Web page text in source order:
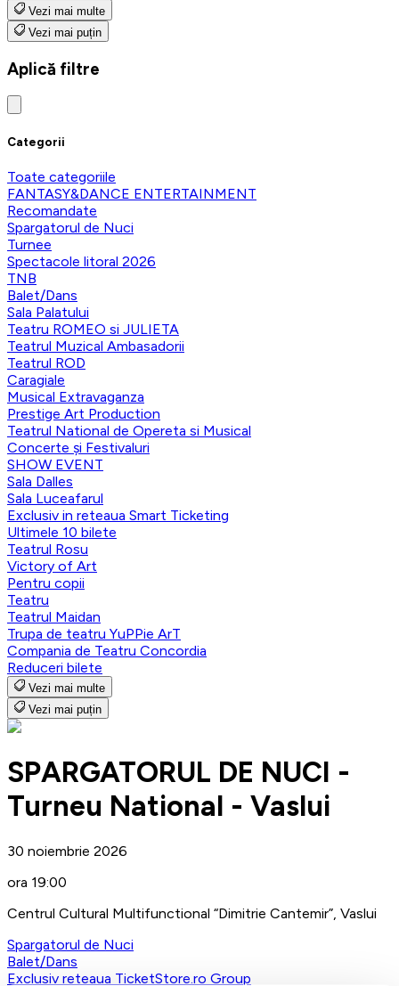
Vezi mai multe
Vezi mai puțin
Aplică filtre
Categorii
Toate categoriile
FANTASY&DANCE ENTERTAINMENT
Recomandate
Spargatorul de Nuci
Turnee
Spectacole litoral 2026
TNB
Balet/Dans
Sala Palatului
Teatru ROMEO si JULIETA
Teatrul Muzical Ambasadorii
Teatrul ROD
Caragiale
Musical Extravaganza
Prestige Art Production
Teatrul National de Opereta si Musical
Concerte și Festivaluri
SHOW EVENT
Sala Dalles
Sala Luceafarul
Exclusiv in reteaua Smart Ticketing
Ultimele 10 bilete
Teatrul Rosu
Victory of Art
Pentru copii
Teatru
Teatrul Maidan
Trupa de teatru YuPPie ArT
Compania de Teatru Concordia
Reduceri bilete
Vezi mai multe
Vezi mai puțin
SPARGATORUL DE NUCI -
Turneu National - Vaslui
30 noiembrie 2026
ora 19:00
Centrul Cultural Multifunctional “Dimitrie Cantemir”, Vaslui
Spargatorul de Nuci
Balet/Dans
Exclusiv reteaua TicketStore.ro Group